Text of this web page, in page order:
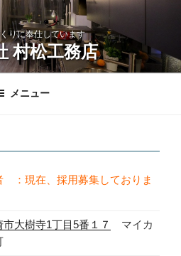
りに奉仕しています
村松工務店
メニュー
：現在、採用募集しておりま
大樹寺1丁目5番１７
マイカ